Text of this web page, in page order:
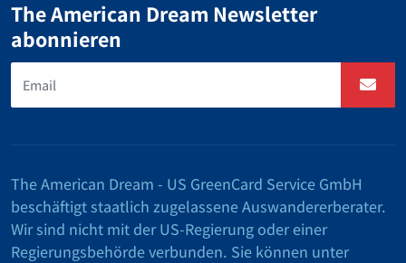
The American Dream Newsletter
abonnieren
The American Dream - US GreenCard Service GmbH
beschäftigt staatlich zugelassene Auswandererberater.
Wir sind nicht mit der US-Regierung oder einer
Regierungsbehörde verbunden. Sie können unter